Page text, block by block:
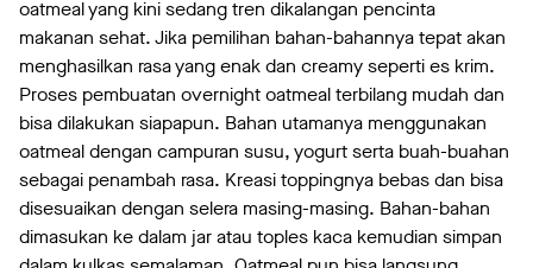
oatmeal yang kini sedang tren dikalangan pencinta
makanan sehat. Jika pemilihan bahan-bahannya tepat akan
menghasilkan rasa yang enak dan creamy seperti es krim.
Proses pembuatan overnight oatmeal terbilang mudah dan
bisa dilakukan siapapun. Bahan utamanya menggunakan
oatmeal dengan campuran susu, yogurt serta buah-buahan
sebagai penambah rasa. Kreasi toppingnya bebas dan bisa
disesuaikan dengan selera masing-masing. Bahan-bahan
dimasukan ke dalam jar atau toples kaca kemudian simpan